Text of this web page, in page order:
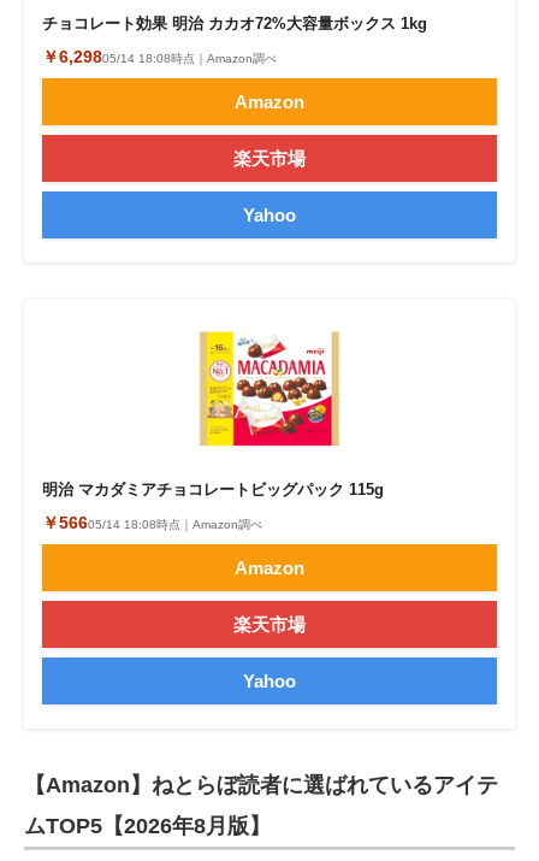
チョコレート効果 明治 カカオ72%大容量ボックス 1kg
￥6,29805/14 18:08時点｜Amazon調べ
Amazon
楽天市場
Yahoo
明治 マカダミアチョコレートビッグパック 115g
￥56605/14 18:08時点｜Amazon調べ
Amazon
楽天市場
Yahoo
【Amazon】ねとらぼ読者に選ばれているアイテ
ムTOP5【2026年8月版】